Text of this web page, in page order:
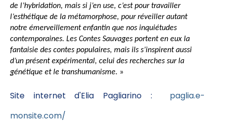
de l’hybridation, mais si j’en use, c’est pour travailler
l’esthétique de la métamorphose, pour réveiller autant
notre émerveillement enfantin que nos inquiétudes
contemporaines. Les Contes Sauvages portent en eux la
fantaisie des contes populaires, mais ils s’inspirent aussi
d’un présent expérimental, celui des recherches sur la
génétique et le transhumanisme. »
Site internet d'Elia Pagliarino : paglia.e-
monsite.com/